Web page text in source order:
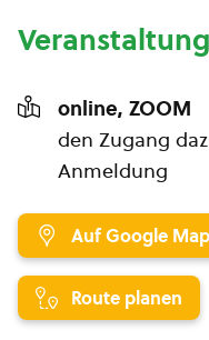
online, ZOOM
den Zugang
Anmeldung
Auf Google
Route planen